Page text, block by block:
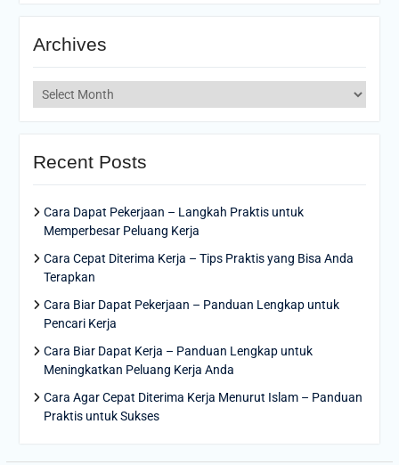
Archives
Archives
Recent Posts
Cara Dapat Pekerjaan – Langkah Praktis untuk
Memperbesar Peluang Kerja
Cara Cepat Diterima Kerja – Tips Praktis yang Bisa Anda
Terapkan
Cara Biar Dapat Pekerjaan – Panduan Lengkap untuk
Pencari Kerja
Cara Biar Dapat Kerja – Panduan Lengkap untuk
Meningkatkan Peluang Kerja Anda
Cara Agar Cepat Diterima Kerja Menurut Islam – Panduan
Praktis untuk Sukses